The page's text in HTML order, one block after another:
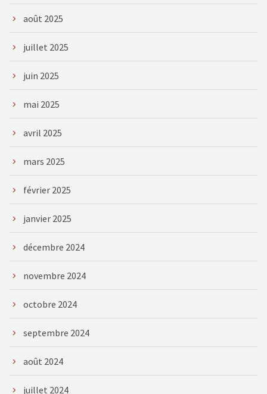
août 2025
juillet 2025
juin 2025
mai 2025
avril 2025
mars 2025
février 2025
janvier 2025
décembre 2024
novembre 2024
octobre 2024
septembre 2024
août 2024
juillet 2024